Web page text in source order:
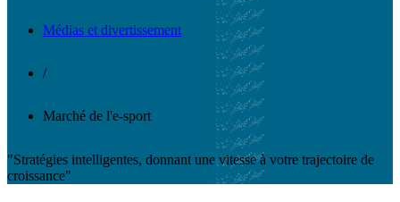
Médias et divertissement
/
Marché de l'e-sport
"Stratégies intelligentes, donnant une vitesse à votre trajectoire de
croissance"